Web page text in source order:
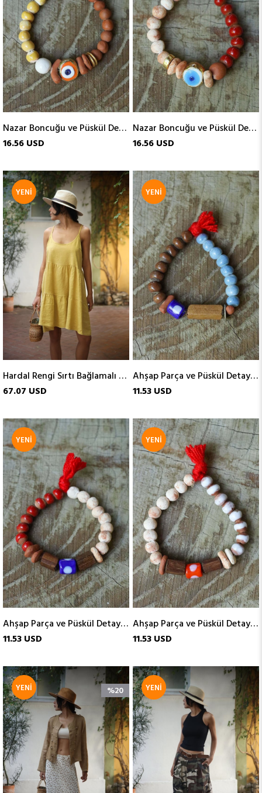
Nazar Boncuğu ve Püskül Detaylı Cam Bileklik
16.56 USD
Nazar Boncuğu ve Püskül Detaylı Cam Bileklik
16.56 USD
Hardal Rengi Sırtı Bağlamalı Askılı Keten Elbise
67.07 USD
YENI
ÜRÜN
Ahşap Parça ve Püskül Detaylı Cam Bileklik
11.53 USD
YENI
ÜRÜN
Ahşap Parça ve Püskül Detaylı Cam Bileklik
11.53 USD
YENI
ÜRÜN
Ahşap Parça ve Püskül Detaylı Cam Bileklik
11.53 USD
YENI
ÜRÜN
%20
YENI
ÜRÜN
YENI
ÜRÜN